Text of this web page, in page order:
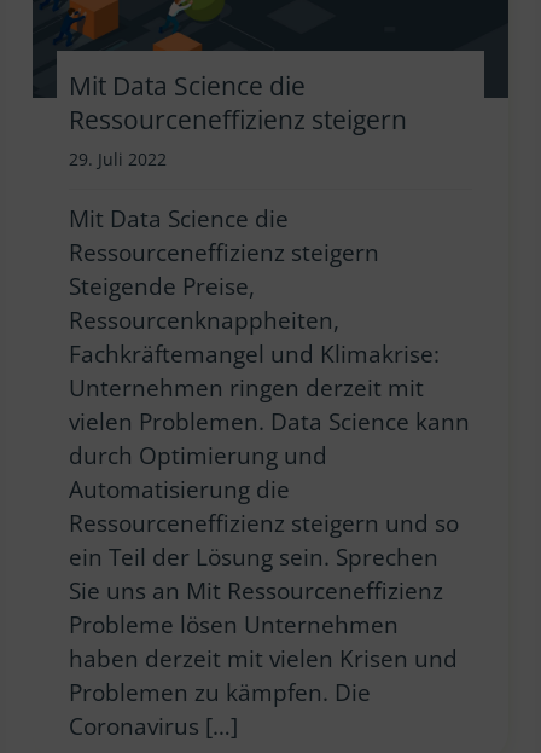
Mit Data Science die
Ressourceneffizienz steigern
29. Juli 2022
Mit Data Science die
Ressourceneffizienz steigern
Steigende Preise,
Ressourcenknappheiten,
Fachkräftemangel und Klimakrise:
Unternehmen ringen derzeit mit
vielen Problemen. Data Science kann
durch Optimierung und
Automatisierung die
Ressourceneffizienz steigern und so
ein Teil der Lösung sein. Sprechen
Sie uns an Mit Ressourceneffizienz
Probleme lösen Unternehmen
haben derzeit mit vielen Krisen und
Problemen zu kämpfen. Die
Coronavirus […]